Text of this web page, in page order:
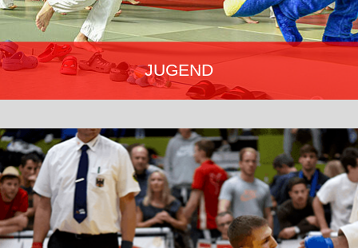
JUGEND
Verband begleitet dich von der ersten Gürtelprüfung bis hin zum
engagierten Vereinstrainer/-in! Aus- & Fortbildungen, Lehrgänge,
Großevents & sportliche Jugendbildungsmaßnahmen erwarten
dich!
Mehr erfahren…